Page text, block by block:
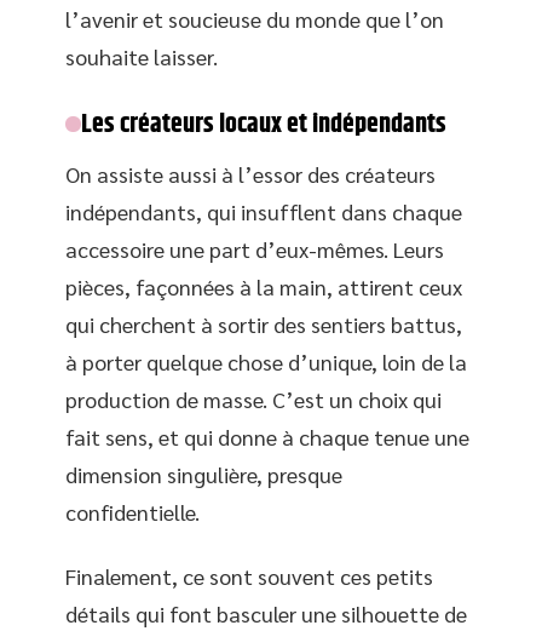
l’avenir et soucieuse du monde que l’on
souhaite laisser.
Les créateurs locaux et indépendants
On assiste aussi à l’essor des créateurs
indépendants, qui insufflent dans chaque
accessoire une part d’eux-mêmes. Leurs
pièces, façonnées à la main, attirent ceux
qui cherchent à sortir des sentiers battus,
à porter quelque chose d’unique, loin de la
production de masse. C’est un choix qui
fait sens, et qui donne à chaque tenue une
dimension singulière, presque
confidentielle.
Finalement, ce sont souvent ces petits
détails qui font basculer une silhouette de